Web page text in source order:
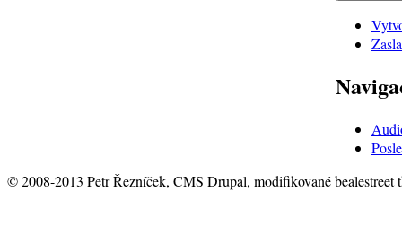
© 2008-2013 Petr Řezníček, CMS Drupal, modifikované bealestreet